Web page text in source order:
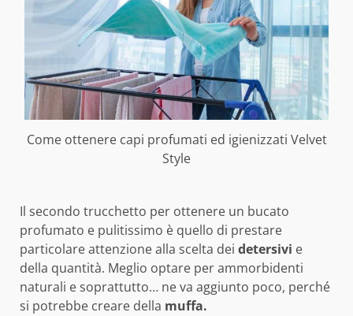
Come ottenere capi profumati ed igienizzati Velvet
Style
Il secondo trucchetto per ottenere un bucato
profumato e pulitissimo è quello di prestare
particolare attenzione alla scelta dei detersivi e
della quantità. Meglio optare per ammorbidenti
naturali e soprattutto… ne va aggiunto poco, perché
si potrebbe creare della muffa.